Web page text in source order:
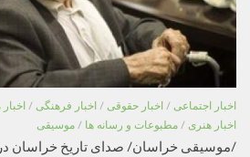
اخبار اجتماعی / اخبار حقوقی / اخبار فرهنگی /
اخبار هنری / مطبوعات و رسانه ها / موسیقی
/موسیقی خراسان/ صدای تاریخ خراسان